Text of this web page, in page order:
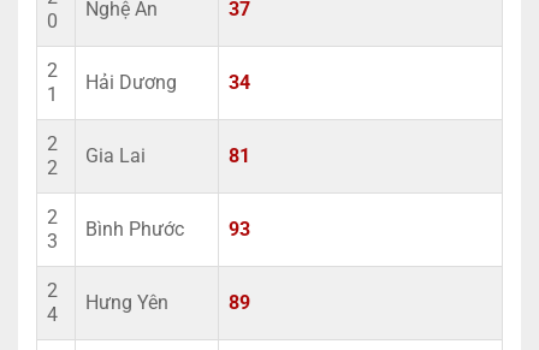
0
Nghệ An 37
2
1
Hải Dương 34
2
2
Gia Lai 81
2
3
Bình Phước 93
2
4
Hưng Yên 89